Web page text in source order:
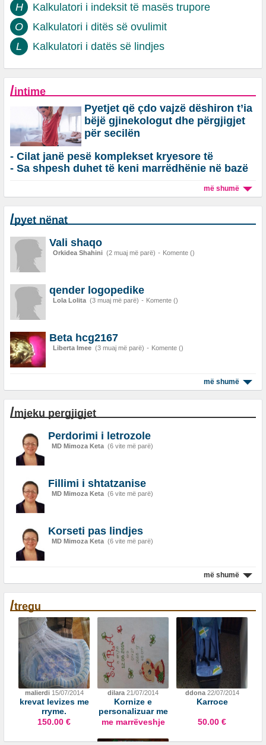
H
Kalkulatori i indeksit të masës trupore
O
Kalkulatori i ditës së ovulimit
L
Kalkulatori i datës së lindjes
/intime
Pyetjet që çdo vajzë dëshiron t’ia
bëjë gjinekologut dhe përgjigjet
për secilën
- Cilat janë pesë komplekset kryesore të
femrave në seks?
- Sa shpesh duhet të keni marrëdhënie në bazë
më shumë
/pyet nënat
Vali shaqo
Orkidea Shahini (2 muaj më parë) - Komente ()
qender logopedike
Lola Lolita (3 muaj më parë) - Komente ()
Beta hcg2167
Liberta Imee (3 muaj më parë) - Komente ()
më shumë
/mjeku pergjigjet
Perdorimi i letrozole
MD Mimoza Keta (6 vite më parë)
Fillimi i shtatzanise
MD Mimoza Keta (6 vite më parë)
Korseti pas lindjes
MD Mimoza Keta (6 vite më parë)
më shumë
/tregu
malierdi 15/07/2014
krevat levizes me
rryme.
150.00 €
dilara 21/07/2014
Kornize e
personalizuar me
te dhenat e
me marrëveshje
ddona 22/07/2014
Karroce
50.00 €